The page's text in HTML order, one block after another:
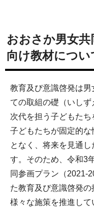
おおさか男女
向け教材につい
教育及び意識啓発は
ての取組の礎（いしず
次代を担う子どもたち
子どもたちが固定的な
となく、将来を見通
す。そのため、令和3
同参画プラン（2021-
た教育及び意識啓発の
様々な施策を推進して